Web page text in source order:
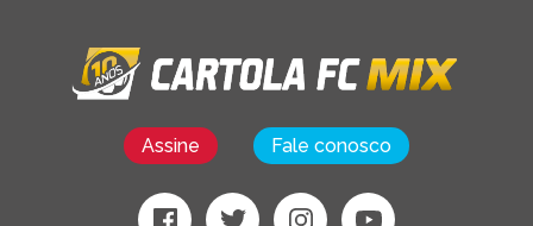
Assine Fale conosco